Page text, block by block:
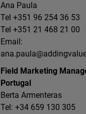
Ana Paula
Tel +351 96 254 36 53
Tel +351 21 468 21 00
Email:
Field Marketing
Portugal
Berta Armenteras
Tel: +34 659 130 305